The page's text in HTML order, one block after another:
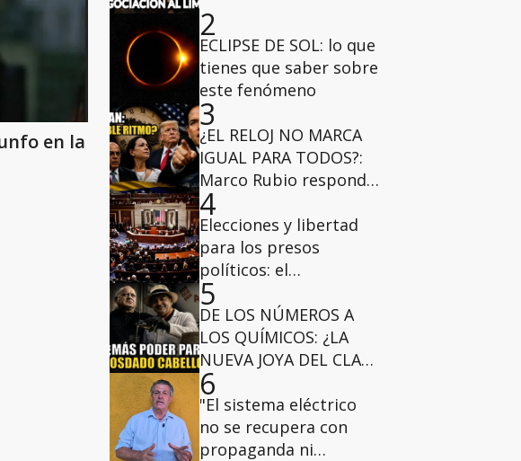
en la
2
ECLIPSE DE SOL: lo que
tienes que saber sobre
este fenómeno
3
¿EL RELOJ NO MARCA
IGUAL PARA TODOS?:
Marco Rubio responde
a la ansiedad electoral
4
Elecciones y libertad
para los presos
políticos: el
pronunciamiento
bicameral de
congresistas de EE.
UU.
5
DE LOS NÚMEROS A
LOS QUÍMICOS: ¿LA
NUEVA JOYA DEL CLAN
CABELLO? - Venezuela
en Profundidad
6
"El sistema eléctrico
no se recupera con
propaganda ni